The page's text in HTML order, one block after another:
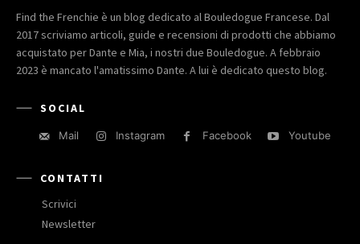
Find the Frenchie è un blog dedicato al Bouledogue Francese. Dal
2017 scriviamo articoli, guide e recensioni di prodotti che abbiamo
acquistato per Dante e Mia, i nostri due Bouledogue. A febbraio
2023 è mancato l'amatissimo Dante. A lui è dedicato questo blog.
SOCIAL
Mail Instagram Facebook Youtube
CONTATTI
Scrivici
Newsletter